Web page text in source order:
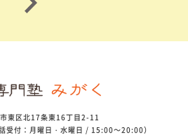
東区北17条東16丁目2-11
付：月曜日・水曜日 / 15:00～20:00）